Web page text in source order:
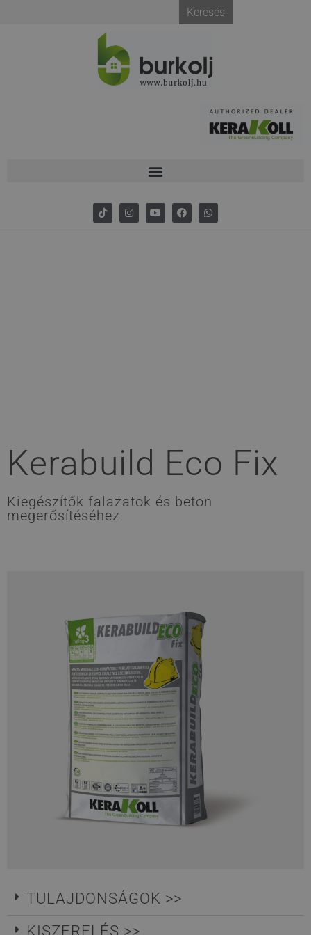
Keresés
Kerabuild Eco Fix
Kiegészítők falazatok és beton
megerősítéséhez
TULAJDONSÁGOK >>
KISZERELÉS >>